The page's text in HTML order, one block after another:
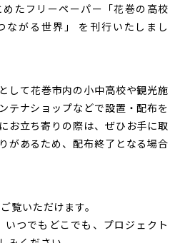
たフリーペーパー「花巻の高校
ながる世界」 を刊行いたしまし
して花巻市内の小中高校や観光施
テナショップなどで設置・配布を
お立ち寄りの際は、ぜひお手に取
があるため、配布終了となる場合
覧いただけます。
つでもどこでも、プロジェクト